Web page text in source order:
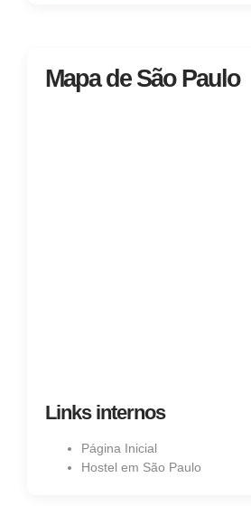
Mapa de São Paulo
Links internos
Página Inicial
Hostel em São Paulo